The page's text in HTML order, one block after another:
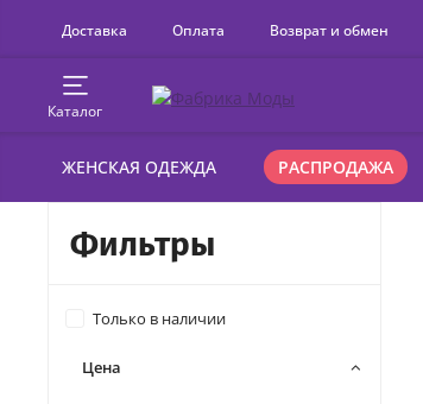
Доставка Оплата Возврат и обмен
Каталог
ЖЕНСКАЯ ОДЕЖДА РАСПРОДАЖА
Фильтры
Только в наличии
Цена